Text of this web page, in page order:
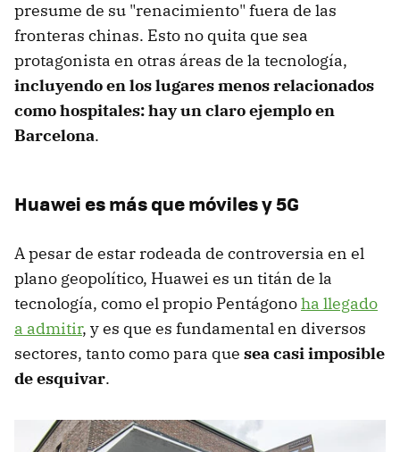
presume de su "renacimiento" fuera de las
fronteras chinas. Esto no quita que sea
protagonista en otras áreas de la tecnología,
incluyendo en los lugares menos relacionados
como hospitales: hay un claro ejemplo en
Barcelona.
Huawei es más que móviles y 5G
A pesar de estar rodeada de controversia en el
plano geopolítico, Huawei es un titán de la
tecnología, como el propio Pentágonoha llegado
a admitir, y es que es fundamental en diversos
sectores, tanto como para que sea casi imposible
de esquivar.